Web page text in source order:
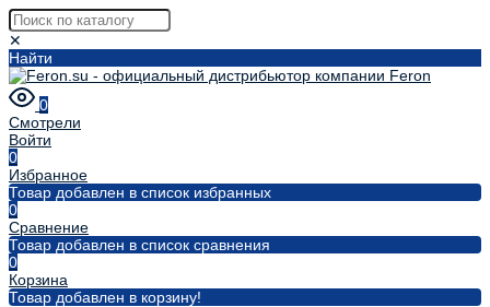
✕
Найти
0
Смотрели
Войти
0
Избранное
Товар добавлен в список избранных
0
Сравнение
Товар добавлен в список сравнения
0
Корзина
Товар добавлен в корзину!